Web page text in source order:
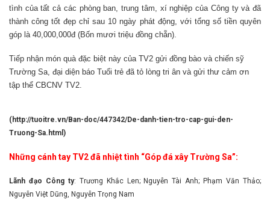
tình của tất cả các phòng ban, trung tâm, xí nghiệp của Công ty và đã
thành công tốt đẹp chỉ sau 10 ngày phát động, với tổng số tiền quyên
góp là 40,000,000đ (Bốn mươi triệu đồng chẵn).
Tiếp nhận món quà đặc biệt này của TV2 gửi đồng bào và chiến sỹ
Trường Sa, đại diện báo Tuổi trẻ đã tỏ lòng tri ân và gửi thư cảm ơn
tập thể CBCNV TV2.
( http://tuoitre.vn/Ban-doc/447342/De-danh-tien-tro-cap-gui-den-
Truong-Sa.html )
Những cánh tay TV2 đã nhiệt tình “Góp đá xây Trường Sa”:
Lãnh đạo Công ty: Trương Khắc Len; Nguyễn Tài Anh; Phạm Văn Thảo;
Nguyễn Việt Dũng, Nguyễn Trọng Nam